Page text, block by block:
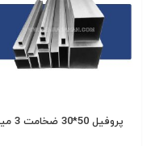
پروفیل 50*30 ضخامت 3 میل